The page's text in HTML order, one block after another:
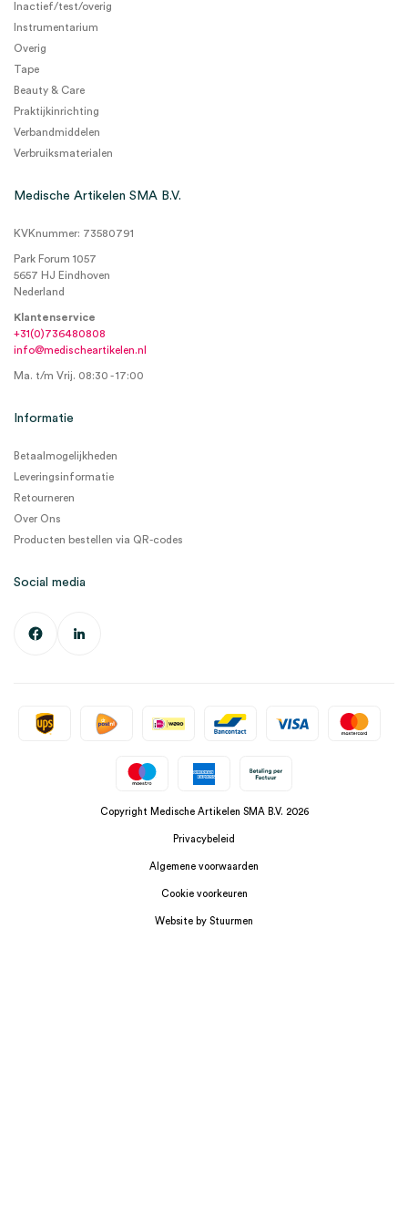
Inactief/test/overig
Instrumentarium
Overig
Tape
Beauty & Care
Praktijkinrichting
Verbandmiddelen
Verbruiksmaterialen
Medische Artikelen SMA B.V.
KVKnummer: 73580791
Park Forum 1057
5657 HJ Eindhoven
Nederland
Klantenservice
+31(0)736480808
info@medischeartikelen.nl
Ma. t/m Vrij. 08:30 - 17:00
Informatie
Betaalmogelijkheden
Leveringsinformatie
Retourneren
Over Ons
Producten bestellen via QR-codes
Social media
Copyright Medische Artikelen SMA B.V. 2026
Privacybeleid
Algemene voorwaarden
Cookie voorkeuren
Website by Stuurmen